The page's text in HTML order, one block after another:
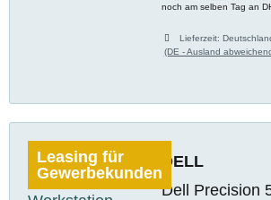
noch am selben Tag an
Lieferzeit:
(DE - Ausland
Leasing für
Gewerbekunden
DELL
Dell Precision